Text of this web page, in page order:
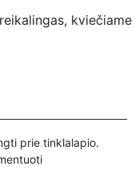
kviečiame
pervedant per
pavedimu - VŠĮ
prie tinklalapio.